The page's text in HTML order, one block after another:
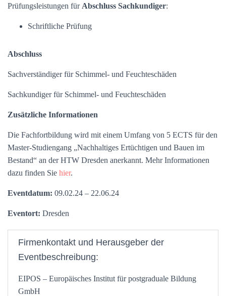
Prüfungsleistungen für Abschluss Sachkundiger:
Schriftliche Prüfung
Abschluss
Sachverständiger für Schimmel- und Feuchteschäden
Sachkundiger für Schimmel- und Feuchteschäden
Zusätzliche Informationen
Die Fachfortbildung wird mit einem Umfang von 5 ECTS für den
Master-Studiengang „Nachhaltiges Ertüchtigen und Bauen im
Bestand“ an der HTW Dresden anerkannt. Mehr Informationen
dazu finden Sie hier.
Eventdatum: 09.02.24 – 22.06.24
Eventort: Dresden
Firmenkontakt und Herausgeber der
Eventbeschreibung:
EIPOS – Europäisches Institut für postgraduale Bildung
GmbH